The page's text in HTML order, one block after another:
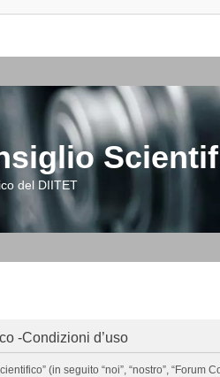
del DIITET
-Condizioni d’uso
(in seguito “noi”, “nostro”,